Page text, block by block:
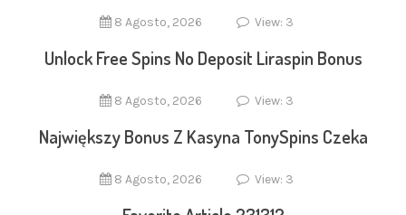
8 Agosto, 2026 View: 3
Unlock Free Spins No Deposit Liraspin Bonus
8 Agosto, 2026 View: 3
Największy Bonus Z Kasyna TonySpins Czeka
8 Agosto, 2026 View: 3